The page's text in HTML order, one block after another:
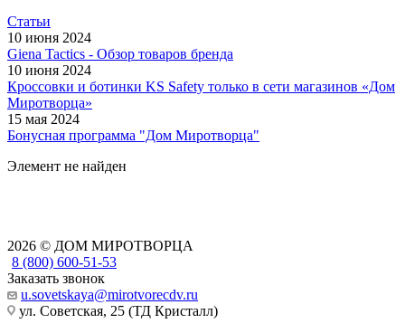
Статьи
10 июня 2024
Giena Tactics - Обзор товаров бренда
10 июня 2024
Кроссовки и ботинки KS Safety только в сети магазинов «Дом
Миротворца»
15 мая 2024
Бонусная программа "Дом Миротворца"
Элемент не найден
2026 © ДОМ МИРОТВОРЦА
8 (800) 600-51-53
Заказать звонок
u.sovetskaya@mirotvorecdv.ru
ул. Советская, 25 (ТД Кристалл)